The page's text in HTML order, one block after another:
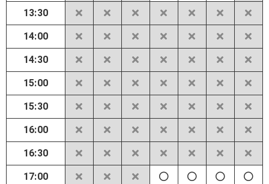
13:30
14:00
14:30
15:00
15:30
16:00
16:30
17:00